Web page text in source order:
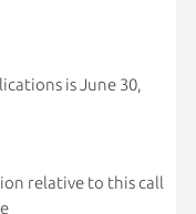
is June 30,
relative to this call